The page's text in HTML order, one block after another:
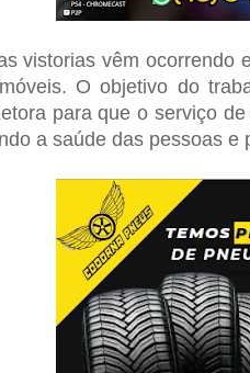
vistorias vêm ocorrendo
O objetivo do
para que o serviço
a saúde das pessoas e